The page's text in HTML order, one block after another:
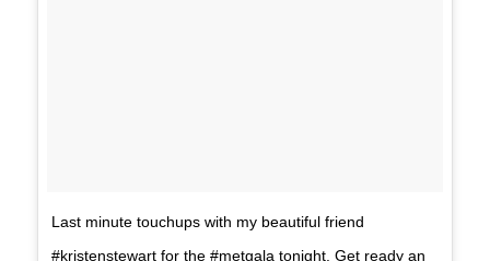
Last minute touchups with my beautiful friend
#kristenstewart for the #metgala tonight. Get ready an